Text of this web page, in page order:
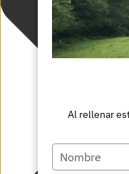
Al rellenar
Escriba